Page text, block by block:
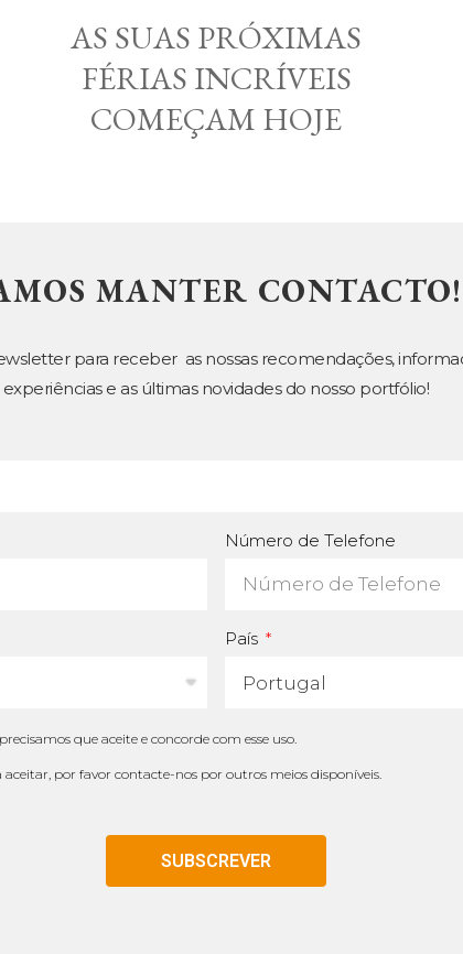
AS SUAS PRÓXIMAS
FÉRIAS INCRÍVEIS
COMEÇAM HOJE
MANTER CONTACTO!
para receber as nossas recomendações,
experiências e as últimas novidades do nosso portfólio!
Número de Telefone
País
que aceite e concorde com esse uso.
aceitar, por favor contacte-nos por outros meios disponíveis.
SUBSCREVER